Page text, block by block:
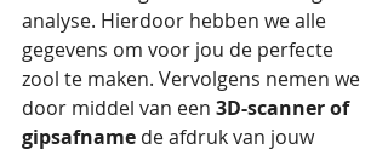
analyse. Hierdoor hebben we alle
gegevens om voor jou de perfecte
zool te maken. Vervolgens nemen we
door middel van een 3D-scanner of
gipsafname de afdruk van jouw